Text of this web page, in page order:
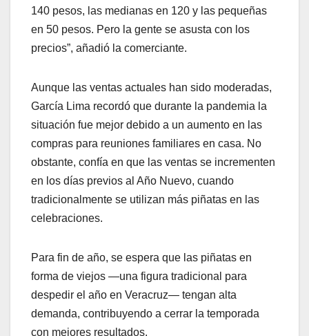
140 pesos, las medianas en 120 y las pequeñas
en 50 pesos. Pero la gente se asusta con los
precios”, añadió la comerciante.
Aunque las ventas actuales han sido moderadas,
García Lima recordó que durante la pandemia la
situación fue mejor debido a un aumento en las
compras para reuniones familiares en casa. No
obstante, confía en que las ventas se incrementen
en los días previos al Año Nuevo, cuando
tradicionalmente se utilizan más piñatas en las
celebraciones.
Para fin de año, se espera que las piñatas en
forma de viejos —una figura tradicional para
despedir el año en Veracruz— tengan alta
demanda, contribuyendo a cerrar la temporada
con mejores resultados.